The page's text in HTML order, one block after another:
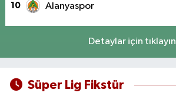
10 Alanyaspor
Detaylar için tıklayın
Süper Lig Fikstür